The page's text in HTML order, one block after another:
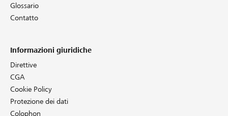
Glossario
Contatto
Informazioni giuridiche
Direttive
CGA
Cookie Policy
Protezione dei dati
Colophon